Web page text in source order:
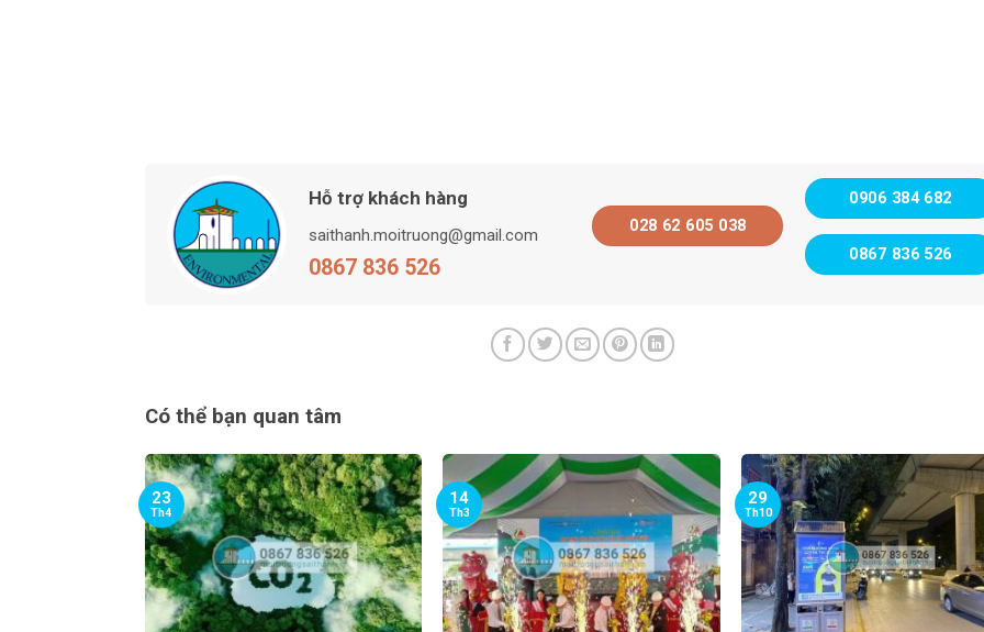
Hỗ trợ khách hàng
saithanh.moitruong@gmail.com
0867 836 526
028 62 605 038
0906 384 682
0867 836 526
Có thể bạn quan tâm
23
Th4
14
Th3
29
Th10